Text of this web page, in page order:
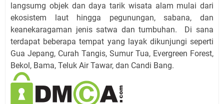
langsumg objek dan daya tarik wisata alam mulai dari
ekosistem laut hingga pegunungan, sabana, dan
keanekaragaman jenis satwa dan tumbuhan. Di sana
terdapat beberapa tempat yang layak dikunjungi seperti
Gua Jepang, Curah Tangis, Sumur Tua, Evergreen Forest,
Bekol, Bama, Teluk Air Tawar, dan Candi Bang.